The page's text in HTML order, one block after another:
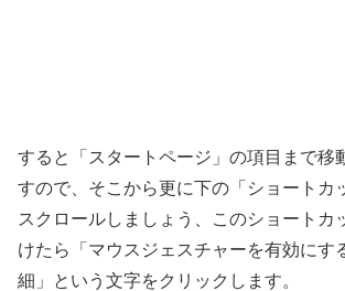
すると「スタートページ」の項目まで移
すので、そこから更に下の「ショートカ
スクロールしましょう、このショートカ
けたら「マウスジェスチャーを有効にす
細」という文字をクリックします。